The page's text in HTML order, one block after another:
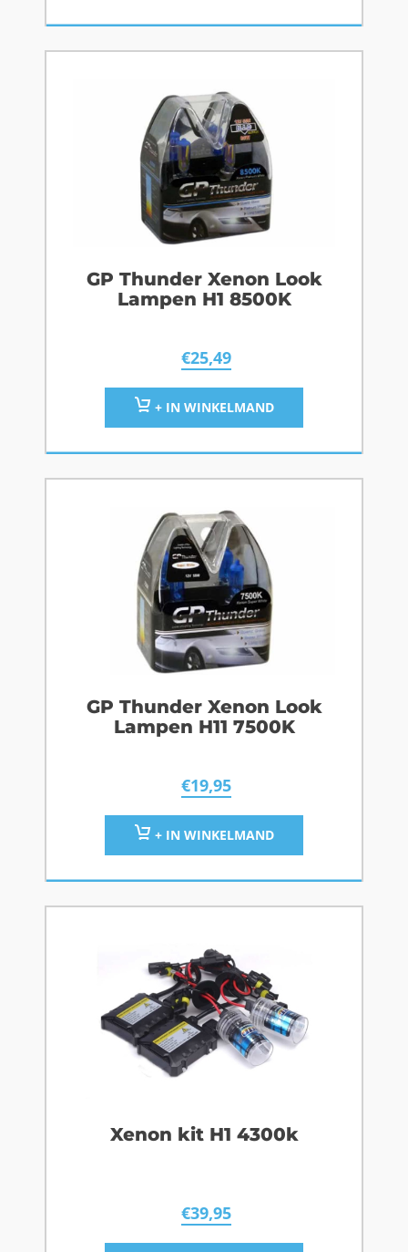
GP Thunder Xenon Look
Lampen H1 8500K
€25,49
+ IN WINKELMAND
GP Thunder Xenon Look
Lampen H11 7500K
€19,95
+ IN WINKELMAND
Xenon kit H1 4300k
€39,95